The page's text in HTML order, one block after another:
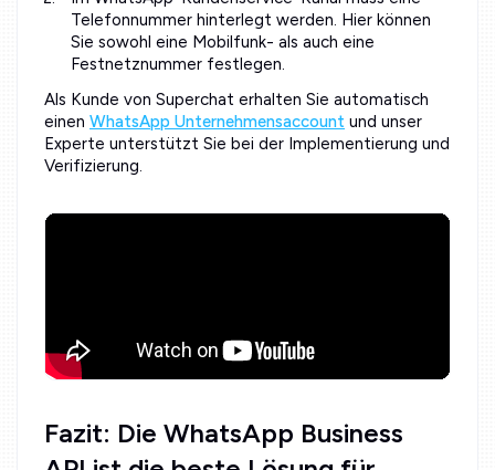
Telefonnummer hinterlegt werden. Hier können
Sie sowohl eine Mobilfunk- als auch eine
Festnetznummer festlegen.
Als Kunde von Superchat erhalten Sie automatisch
einen WhatsApp Unternehmensaccount und unser
Experte unterstützt Sie bei der Implementierung und
Verifizierung.
Fazit: Die WhatsApp Business